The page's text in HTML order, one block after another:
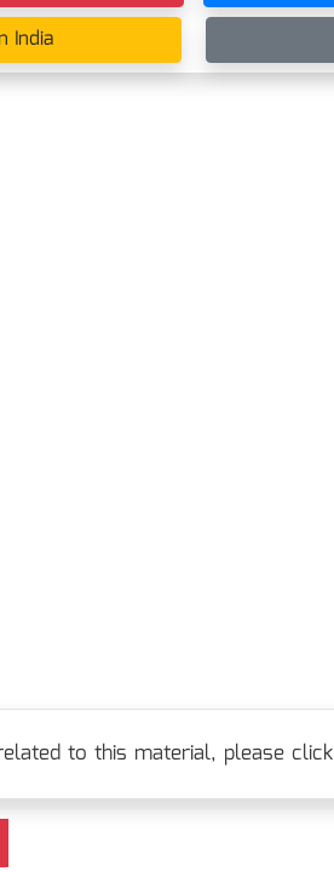
India
to this material, please click